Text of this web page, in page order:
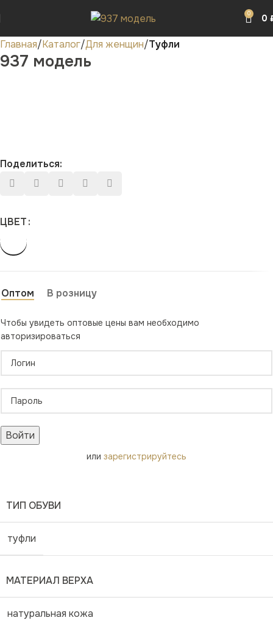
0 0
Главная Каталог Для женщин Туфли
937 модель
Поделиться:
ЦВЕТ
Оптом В розницу
Чтобы увидеть оптовые цены вам необходимо
авторизироваться
Войти
или зарегистрируйтесь
ТИП ОБУВИ
туфли
МАТЕРИАЛ ВЕРХА
натуральная кожа